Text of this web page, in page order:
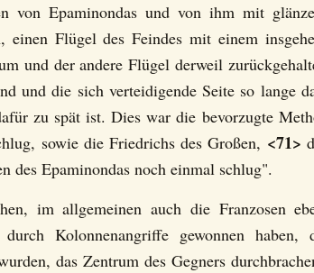
von Epaminondas und von ihm mit
einen Flügel des Feindes mit einem
und der andere Flügel derweil
und die sich verteidigende Seite so lange
zu spät ist. Dies war die bevorzugte
sowie die Friedrichs des Großen, <71>
des Epaminondas noch einmal schlug".
im allgemeinen auch die Franzosen
durch Kolonnenangriffe gewonnen
das Zentrum des Gegners